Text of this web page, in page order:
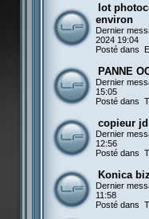
lot
environ
Dernier
2024 19:04
Posté dans
PANNE
Dernier
15:05
Posté dans
copieur
Dernier
12:56
Posté dans
Konica
Dernier
11:58
Posté dans